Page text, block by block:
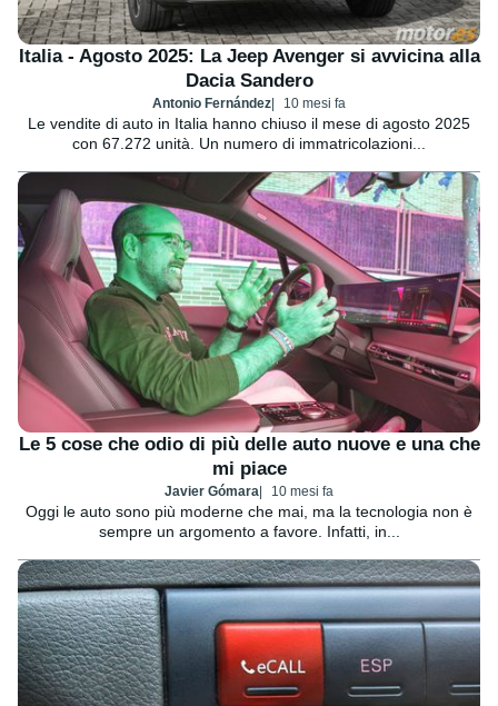
Italia - Agosto 2025: La Jeep Avenger si avvicina alla
Dacia Sandero
Antonio Fernández 10 mesi fa
Le vendite di auto in Italia hanno chiuso il mese di agosto 2025
con 67.272 unità. Un numero di immatricolazioni...
Le 5 cose che odio di più delle auto nuove e una che
mi piace
Javier Gómara 10 mesi fa
Oggi le auto sono più moderne che mai, ma la tecnologia non è
sempre un argomento a favore. Infatti, in...